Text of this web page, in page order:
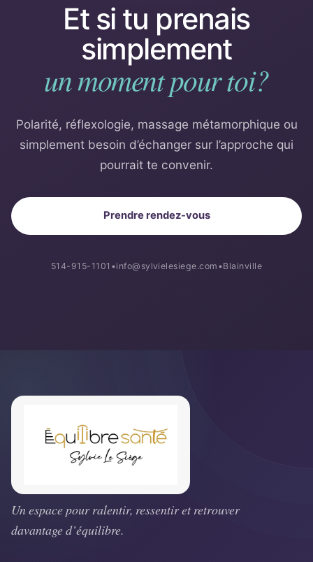
Et si tu prenais
simplement
un moment pour toi?
Polarité, réflexologie, massage métamorphique ou
simplement besoin d’échanger sur l’approche qui
pourrait te convenir.
Prendre rendez-vous
514-915-1101 •info@sylvielesiege.com •Blainville
Un espace pour ralentir, ressentir et retrouver
davantage d’équilibre.